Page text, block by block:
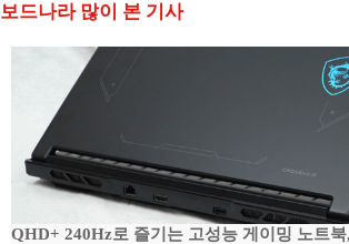
보드나라 많이 본 기사
QHD+ 240Hz로 즐기는 고성능 게이밍 노트